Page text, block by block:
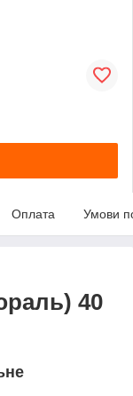
Оплата Умови
40